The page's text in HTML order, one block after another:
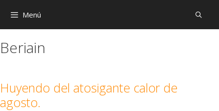
Menú
Beriain
Huyendo del atosigante calor de
agosto.